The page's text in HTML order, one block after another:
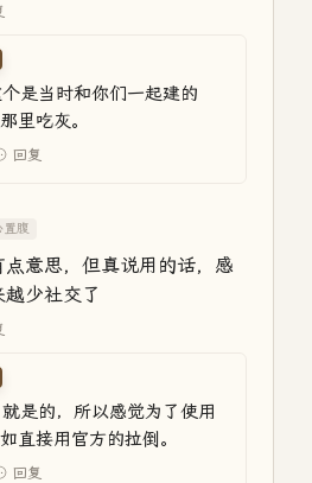
是当时和你们一起建的
里吃灰。
回复
置腹
意思，但真说用的话，感
少社交了
就是的，所以感觉为了使用
直接用官方的拉倒。
回复